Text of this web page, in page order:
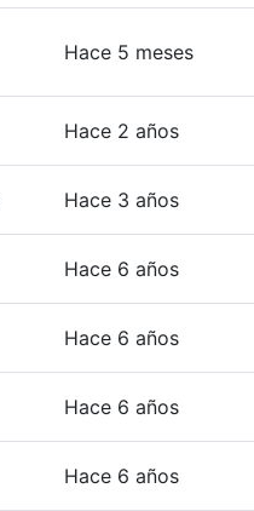
Hace 5 meses
Hace 2 años
Hace 3 años
Hace 6 años
Hace 6 años
Hace 6 años
Hace 6 años